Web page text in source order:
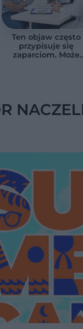
Ten objaw często
przypisuje się
zaparciom. Może